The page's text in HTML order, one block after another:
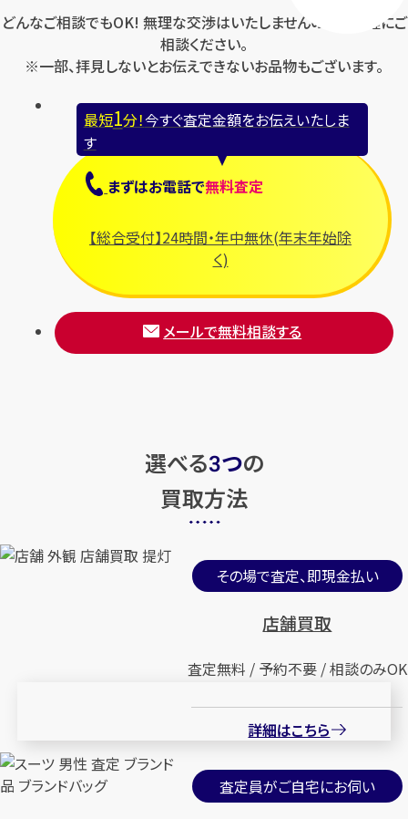
どんなご相談でもOK! 無理な交渉はいたしませんのでお気軽にご
相談ください。
※一部、拝見しないとお伝えできないお品物もございます。
最短1分！今すぐ査定金額をお伝えいたしま
す
まずはお電話で無料査定
【総合受付】24時間・年中無休(年末年始除
く)
メールで無料相談する
選べる3つの
買取方法
その場で査定、即現金払い
店舗買取
査定無料 / 予約不要 / 相談のみOK
詳細はこちら
査定員がご自宅にお伺い